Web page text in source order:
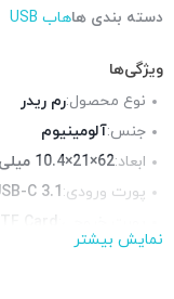
دسته بندی هاهاب USB
ویژگی‌ها
نوع محصول:رم ریدر
جنس:آلومینیوم
ابعاد:62×21×10.4 میلی‌متر
پورت ورودی:C 3.1
TF Card
سازگار با:
اندروید,
نمایش بیشتر